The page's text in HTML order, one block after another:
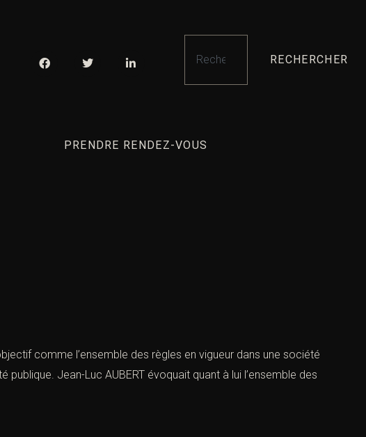
RECHERCHER
PRENDRE RENDEZ-VOUS
comme l’ensemble des règles en vigueur dans une société
Jean-Luc AUBERT évoquait quant à lui l’ensemble des